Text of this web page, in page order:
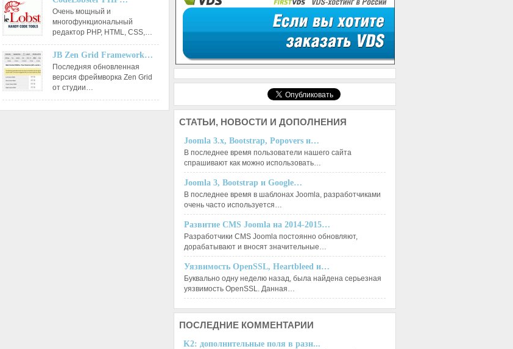
Очень мощный и
многофункциональный
редактор РНР, HTML, CSS,…
JB Zen Grid Framework…
Последняя обновленная
версия фреймворка Zen Grid
от студии…
СТАТЬИ, НОВОСТИ И ДОПОЛНЕНИЯ
Joomla 3.x, Bootstrap, Popovers и…
В последнее время пользователи нашего сайта
спрашивают как можно использовать…
Joomla 3, Bootstrap и Google…
В последнее время в шаблонах Joomla, разработчиками
очень часто используется…
Развитие CMS Joomla на 2014-2015…
Разработчики CMS Joomla постоянно обновляют,
дорабатывают и вносят значительные…
Уязвимость OpenSSL, Heartbleed и…
Буквально одну неделю назад, была найдена серьезная
уязвимость OpenSSL. Данная…
ПОСЛЕДНИЕ КОММЕНТАРИИ
K2: дополнительные поля в разн...